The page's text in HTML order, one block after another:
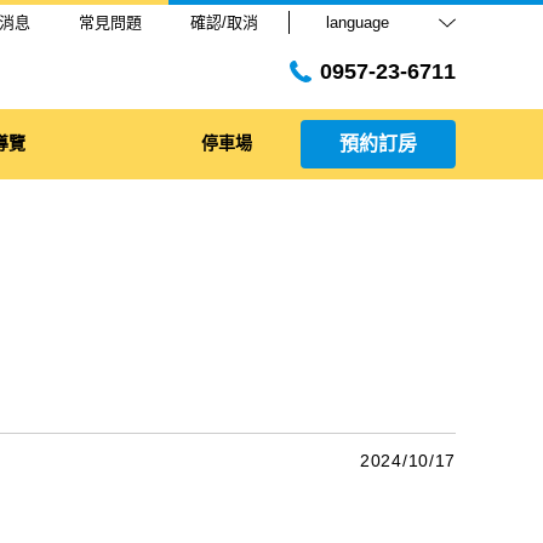
息 常見問題 確認/取消 language
0957-23-6711
覽 停車場 預約訂房
2024/10/17